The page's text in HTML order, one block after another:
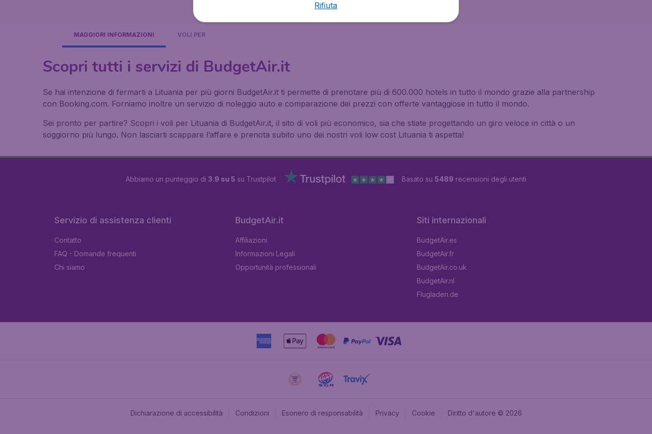
MAGGIORI INFORMAZIONI VOLI PER
Scopri tutti i servizi di BudgetAir.it
Se hai intenzione di fermarti a Lituania per più giorni BudgetAir.it ti permette di prenotare più di 600.000 hotels in tutto il mondo grazie alla partnership
con Booking.com. Forniamo inoltre un servizio di noleggio auto e comparazione dei prezzi con offerte vantaggiose in tutto il mondo.
Sei pronto per partire? Scopri i voli per Lituania di BudgetAir.it, il sito di voli più economico, sia che stiate progettando un giro veloce in città o un
soggiorno più lungo. Non lasciarti scappare l’affare e prenota subito uno dei nostri voli low cost Lituania ti aspetta!
Abbiamo un punteggio di 3.9 su 5 su Trustpilot Basato su 5489 recensioni degli utenti
Servizio di assistenza clienti
Contatto
FAQ - Domande frequenti
Chi siamo
BudgetAir.it
Affiliazioni
Informazioni Legali
Opportunità professionali
Siti internazionali
BudgetAir.es
BudgetAir.fr
BudgetAir.co.uk
BudgetAir.nl
Flugladen.de
Dichiarazione di accessibilità Condizioni Esonero di responsabilità Privacy Cookie Diritto d'autore © 2026
Rifiuta